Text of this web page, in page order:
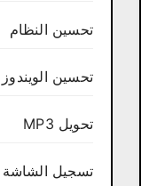
تحسين النظام
تحسين الويندوز
تحويل MP3
تسجيل الشاشة